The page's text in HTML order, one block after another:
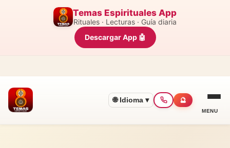
Temas Espirituales App
Rituales · Lecturas · Guía diaria
Descargar App 🤖
🌐 Idioma ▾ 🔮
MENU